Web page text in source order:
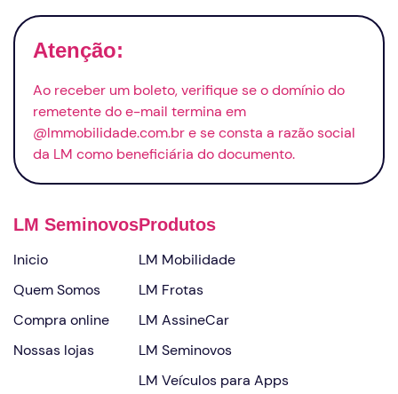
Atenção:
Ao receber um boleto, verifique se o domínio do
remetente doe-mail termina em
@lmmobilidade.com.br e se consta a razão social
da LM como beneficiária do documento.
LM Seminovos
Inicio
Quem Somos
Compra online
Nossas lojas
Produtos
LM Mobilidade
LM Frotas
LM AssineCar
LM Veículos para Apps
LM Seminovos